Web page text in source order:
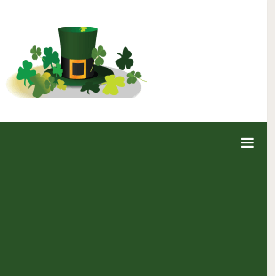
15 обворожительных
соблазнительнее,